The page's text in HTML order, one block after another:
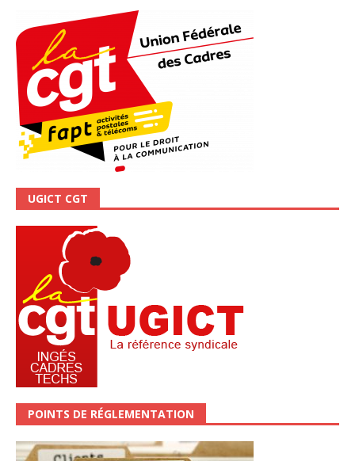
UGICT CGT
POINTS DE RÉGLEMENTATION